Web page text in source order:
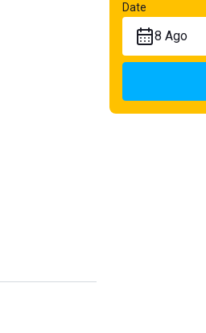
Date
8 Ago